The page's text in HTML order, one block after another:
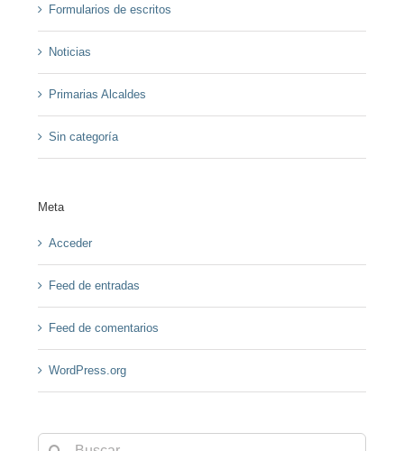
Formularios de escritos
Noticias
Primarias Alcaldes
Sin categoría
Meta
Acceder
Feed de entradas
Feed de comentarios
WordPress.org
Buscar: